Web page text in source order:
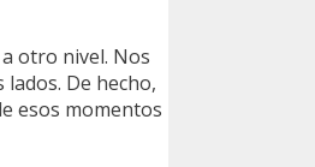
otro nivel. Nos
lados. De hecho,
esos momentos